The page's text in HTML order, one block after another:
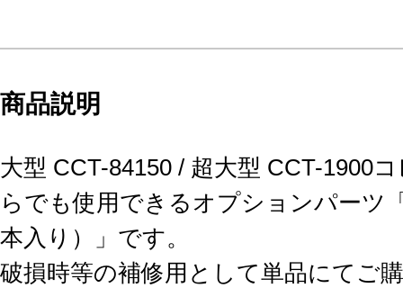
商品説明
大型 CCT-84150 / 超大型 CCT-1900
らでも使用できるオプションパーツ
本入り）」です。
破損時等の補修用として単品にてご